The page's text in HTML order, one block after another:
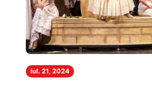
iul. 21, 2024